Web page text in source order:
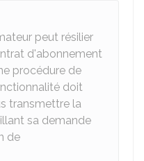
peut résilier
d'abonnement
procédure de
doit
transmettre la
sa demande
de